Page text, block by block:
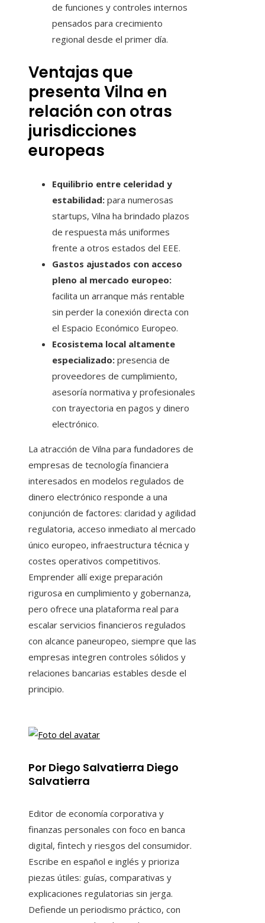
de funciones y controles internos
pensados para crecimiento
regional desde el primer día.
Ventajas que
presenta Vilna en
relación con otras
jurisdicciones
europeas
Equilibrio entre celeridad y
estabilidad: para numerosas
startups, Vilna ha brindado plazos
de respuesta más uniformes
frente a otros estados del EEE.
Gastos ajustados con acceso
pleno al mercado europeo:
facilita un arranque más rentable
sin perder la conexión directa con
el Espacio Económico Europeo.
Ecosistema local altamente
especializado: presencia de
proveedores de cumplimiento,
asesoría normativa y profesionales
con trayectoria en pagos y dinero
electrónico.
La atracción de Vilna para fundadores de
empresas de tecnología financiera
interesados en modelos regulados de
dinero electrónico responde a una
conjunción de factores: claridad y agilidad
regulatoria, acceso inmediato al mercado
único europeo, infraestructura técnica y
costes operativos competitivos.
Emprender allí exige preparación
rigurosa en cumplimiento y gobernanza,
pero ofrece una plataforma real para
escalar servicios financieros regulados
con alcance paneuropeo, siempre que las
empresas integren controles sólidos y
relaciones bancarias estables desde el
principio.
Por Diego Salvatierra Diego
Salvatierra
Editor de economía corporativa y
finanzas personales con foco en banca
digital, fintech y riesgos del consumidor.
Escribe en español e inglés y prioriza
piezas útiles: guías, comparativas y
explicaciones regulatorias sin jerga.
Defiende un periodismo práctico, con